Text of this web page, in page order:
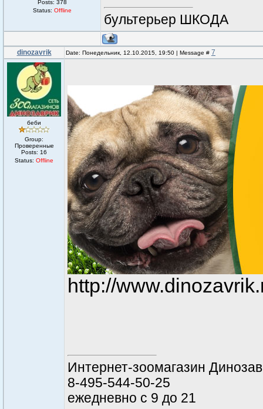
Posts: 378
Status: Offline
бультерьер ШКОДА
dinozavrik Date: Понедельник, 12.10.2015, 19:50 | Message # 7
беби
Group:
Проверенные
Posts: 16
Status: Offline
http://
Интернет-зоомагазин
8-495-544-50-25
ежедневно с 9 до 21